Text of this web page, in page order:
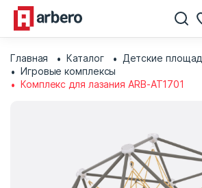
Главная Каталог
Детские
Игровые комплексы
Комплекс для лазания ARB-AT1701